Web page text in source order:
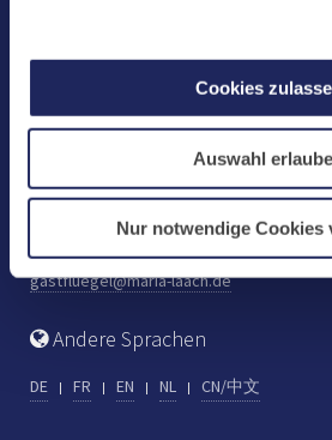
Cookies
Auswahl
Nur notwendige Cookies
Fax: +49 (0) 2652 59-359
www.maria-laach.de
Tel: +49 (0) 2652 59-313
Fax: +49 (0) 2652 59-282
gastfluegel@maria-laach.de
Andere Sprachen
DE FR EN NL CN/中文